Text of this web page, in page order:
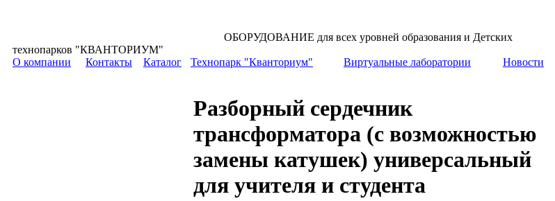
ОБОРУДОВАНИЕ для всех уровней образования и Детских
технопарков "КВАНТОРИУМ"
О компании
Контакты Каталог Технопарк "Кванториум" Виртуальные лаборатории Новости
Разборный сердечник
трансформатора (с возможностью
замены катушек) универсальный
для учителя и студента